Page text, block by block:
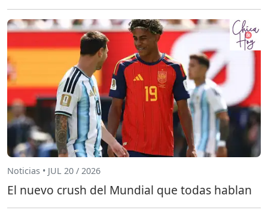
Noticias • JUL 20 / 2026
El nuevo crush del Mundial que todas hablan